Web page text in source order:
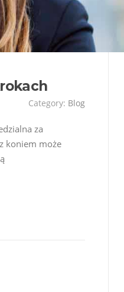
Category: Blog
za
koniem może